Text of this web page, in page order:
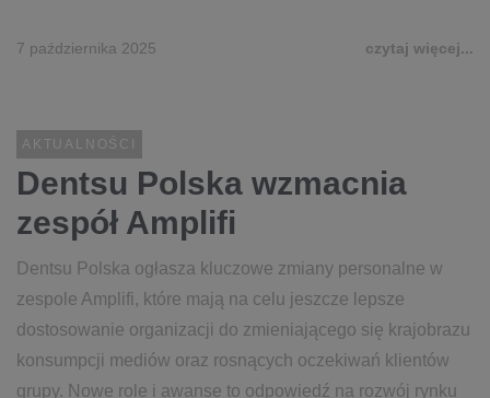
7 października 2025 czytaj więcej...
AKTUALNOŚCI
Dentsu Polska wzmacnia
zespół Amplifi
Dentsu Polska ogłasza kluczowe zmiany personalne w
zespole Amplifi, które mają na celu jeszcze lepsze
dostosowanie organizacji do zmieniającego się krajobrazu
konsumpcji mediów oraz rosnących oczekiwań klientów
grupy. Nowe role i awanse to odpowiedź na rozwój rynku